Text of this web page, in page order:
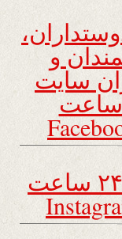
و
سایت
سایت ۲۴ ساعت